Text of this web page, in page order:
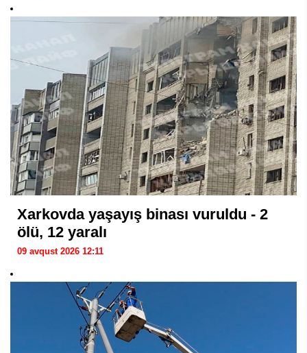
Xarkovda yaşayış binası vuruldu - 2
ölü, 12 yaralı
09 avqust 2026 12:11